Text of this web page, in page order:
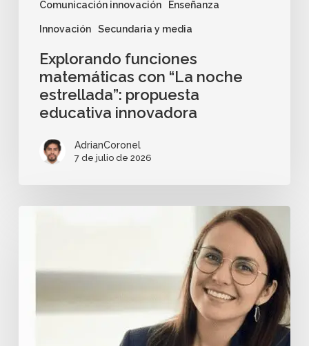
Comunicación innovación Enseñanza
Innovación Secundaria y media
Explorando funciones
matemáticas con “La noche
estrellada”: propuesta
educativa innovadora
AdrianCoronel
7 de julio de 2026